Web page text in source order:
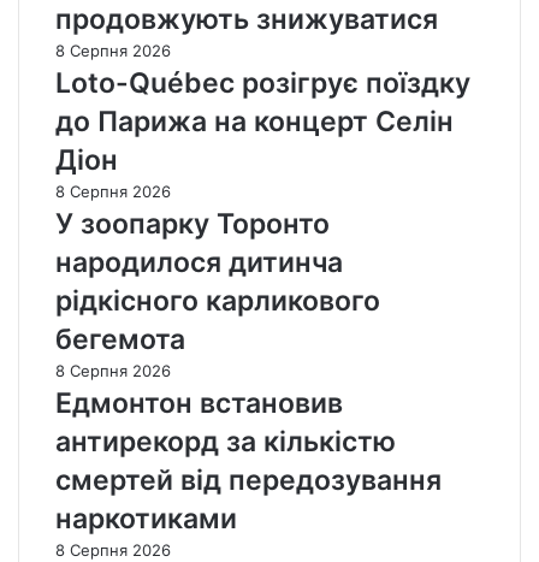
продовжують знижуватися
8 Серпня 2026
Loto-Québec розігрує поїздку
до Парижа на концерт Селін
Діон
8 Серпня 2026
У зоопарку Торонто
народилося дитинча
рідкісного карликового
бегемота
8 Серпня 2026
Едмонтон встановив
антирекорд за кількістю
смертей від передозування
наркотиками
8 Серпня 2026